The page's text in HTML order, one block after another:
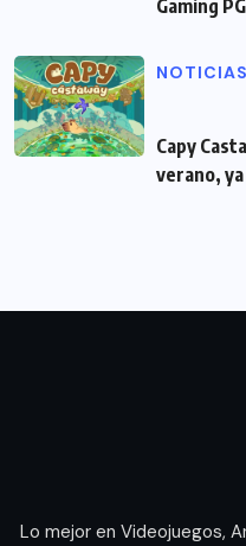
Gaming
NOTICIAS
Capy
verano,
Lo mejor en Videojuegos,